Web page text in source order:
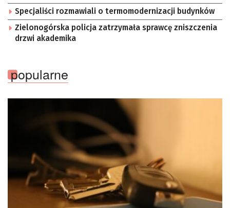
Specjaliści rozmawiali o termomodernizacji budynków
Zielonogórska policja zatrzymała sprawcę zniszczenia
drzwi akademika
popularne